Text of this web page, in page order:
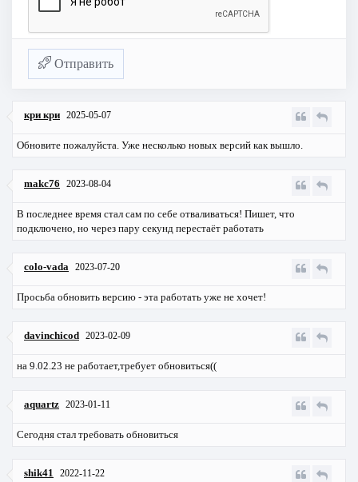
Отправить
кри кри 2025-05-07
Обновите пожалуйста. Уже несколько новых версий как вышло.
makc76 2023-08-04
В последнее время стал сам по себе отваливаться! Пишет, что
подключено, но через пару секунд перестаёт работать
colo-vada 2023-07-20
Просьба обновить версию - эта работать уже не хочет!
davinchicod 2023-02-09
на 9.02.23 не работает,требует обновиться((
aquartz 2023-01-11
Сегодня стал требовать обновиться
shik41 2022-11-22